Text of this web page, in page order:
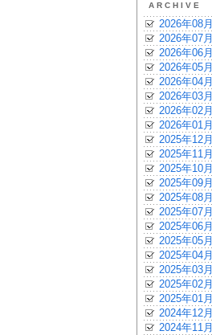
ARCHIVE
2026年08月
2026年07月
2026年06月
2026年05月
2026年04月
2026年03月
2026年02月
2026年01月
2025年12月
2025年11月
2025年10月
2025年09月
2025年08月
2025年07月
2025年06月
2025年05月
2025年04月
2025年03月
2025年02月
2025年01月
2024年12月
2024年11月